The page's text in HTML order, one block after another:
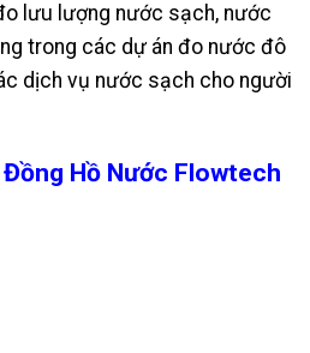
lưu lượng nước sạch, nước
trong các dự án đo nước đô
dịch vụ nước sạch cho người
Hồ Nước Flowtech